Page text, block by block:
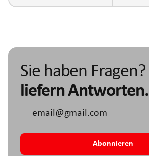
Sie haben Fragen?
liefern Antworten.